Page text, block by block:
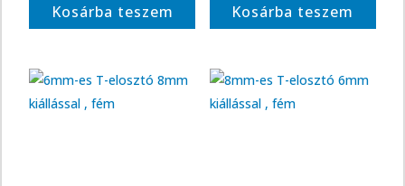
Kosárba teszem Kosárba teszem